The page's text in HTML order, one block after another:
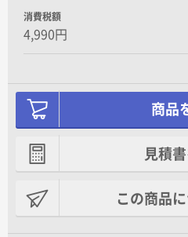
消費税額
4,990円
商品
見積
この商品